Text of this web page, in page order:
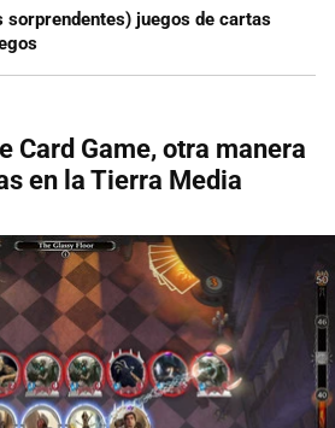
sorprendentes) juegos de cartas
Card Game, otra manera
en la Tierra Media